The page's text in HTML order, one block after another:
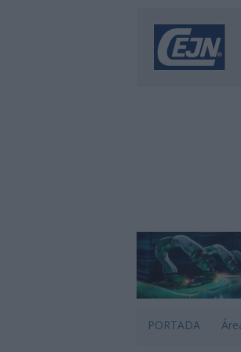
PORTADA